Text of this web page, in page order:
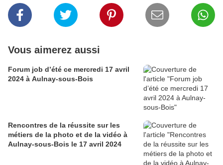
Vous aimerez aussi
Forum job d’été ce mercredi 17 avril
2024 à Aulnay-sous-Bois
Rencontres de la réussite sur les
métiers de la photo et de la vidéo à
Aulnay-sous-Bois le 17 avril 2024